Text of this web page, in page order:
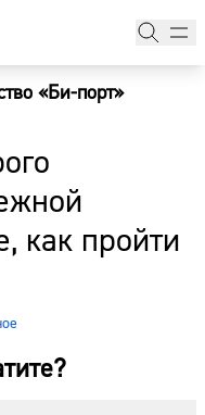
«Би-порт»
как пройти